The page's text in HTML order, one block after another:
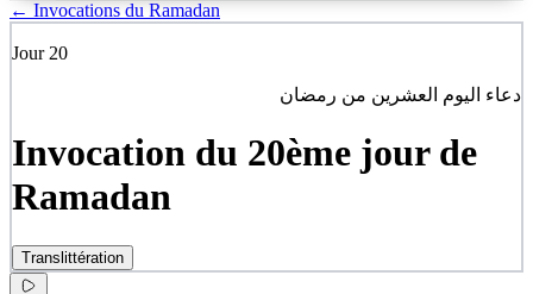
← Invocations du Ramadan
Jour 20
دعاء اليوم العشرين من رمضان
Invocation du 20ème jour de
Ramadan
Translittération